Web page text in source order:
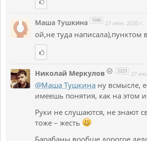
Маша Тушкина 1086 27 июн. 2020 г.
ой,не туда написала),пунктом
Николай Меркулов 2223 27
@Маша Тушкина ну всмысле,
имеешь понятия, как на этом
Руки не слушаются, не знают
тоже – жесть
Барабаны вообще дорогое